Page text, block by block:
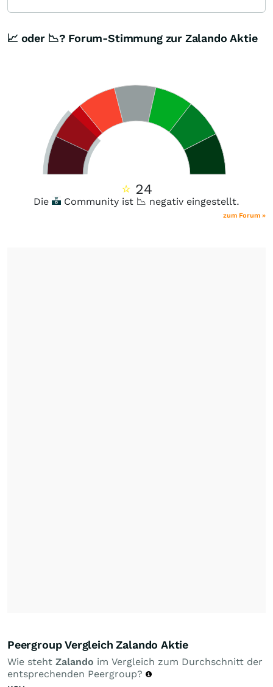
📈 oder 📉? Forum-Stimmung zur Zalando Aktie
⭐ 24
Die Community ist 📉 negativ eingestellt.
zum Forum »
Peergroup Vergleich Zalando Aktie
Wie steht Zalando im Vergleich zum Durchschnitt der
entsprechenden Peergroup?